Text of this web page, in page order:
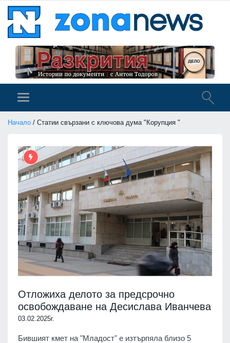
Начало / Статии свързани с ключова дума "Корупция "
Отложиха делото за предсрочно
освобождаване на Десислава Иванчева
03.02.2025г.
Бившият кмет на "Младост" е изтърпяла близо 5